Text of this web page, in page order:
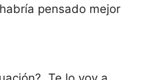
pensado mejor